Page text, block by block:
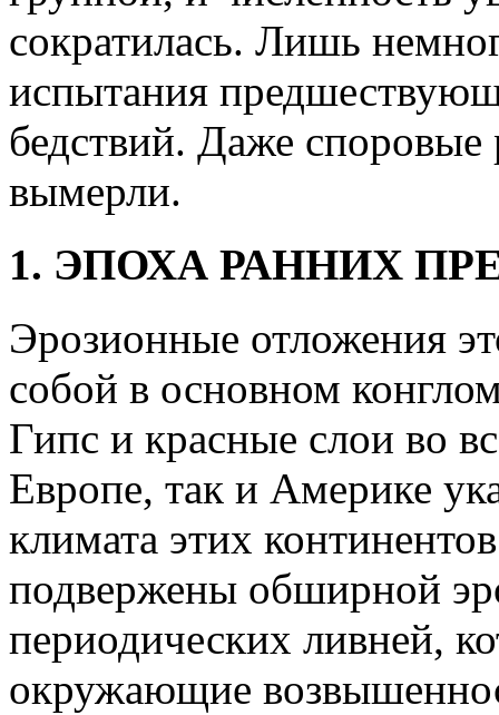
сократилась. Лишь
испытания
бедствий. Даже споровые
вымерли.
1. ЭПОХА РАННИХ
Эрозионные отложения
собой в основном
Гипс и красные слои во
Европе, так и Америке
климата этих
подвержены обширной
периодических ливней,
окружающие